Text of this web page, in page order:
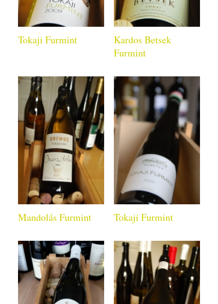
Tokaji Furmint
Kardos Betsek
Furmint
Mandolás Furmint Tokaji Furmint